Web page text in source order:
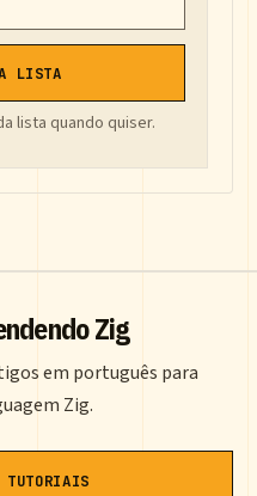
LISTA
lista quando quiser.
Zig
em português para
Zig.
TUTORIAIS